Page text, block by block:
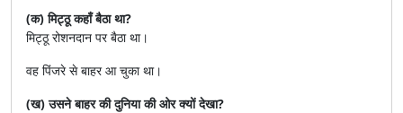
(क) मिट्ठू कहाँ बैठा था?
मिट्ठू रोशनदान पर बैठा था।
वह पिंजरे से बाहर आ चुका था।
(ख) उसने बाहर की दुनिया की ओर क्यों देखा?